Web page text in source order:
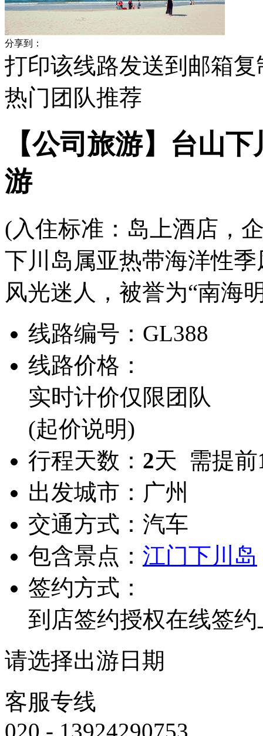
分享到：
打印该线路发送到邮箱复
热门 团队推荐
【公司旅游】台山
游
(入住标准：岛上酒店，
下川岛属亚热带海洋性
风光迷人，被誉为“南海
线路编号： GL388
线路价格：
实时计价仅限团队
(起价说明)
行程天数： 2天 需提前
出发城市： 广州
交通方式： 汽车
包含景点： 江门下川岛
签约方式：
到店签约授权在线签约
请选择出游日期
客服专线
020 - 13924290753